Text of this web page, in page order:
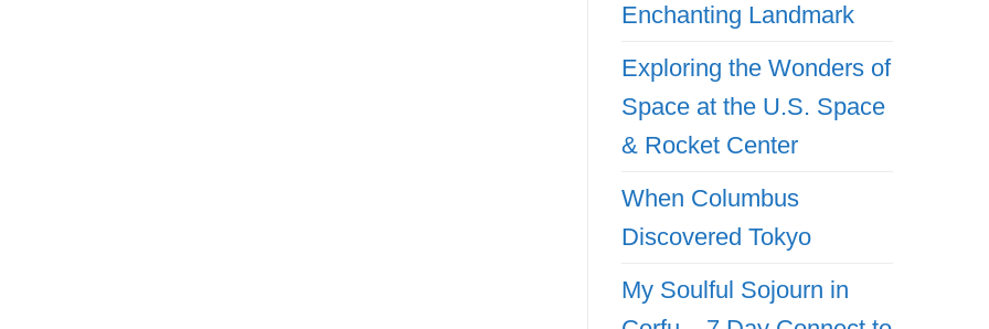
Enchanting Landmark
Exploring the Wonders of
Space at the U.S. Space
& Rocket Center
When Columbus
Discovered Tokyo
My Soulful Sojourn in